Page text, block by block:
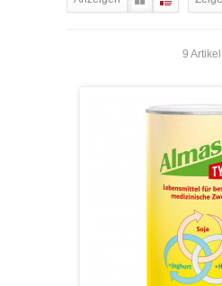
9 Artikel